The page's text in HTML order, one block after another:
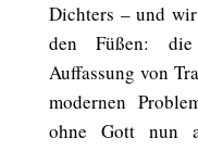
Dichters – und
den Füßen:
Auffassung von
modernen
ohne Gott nun